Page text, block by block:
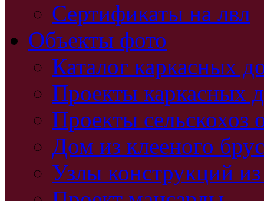
Сертификаты на лвл
Объекты фото
Каталог каркасных
Проекты каркасных
Проекты сельскохоз
Дом из клееного
Узлы конструкций